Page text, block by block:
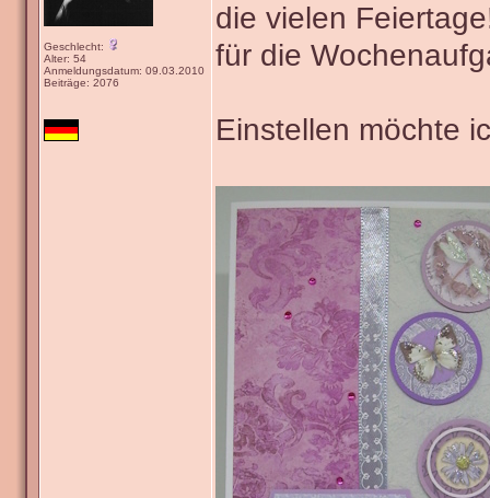
Geschlecht:
Alter: 54
Anmeldungsdatum: 09.03.2010
Beiträge: 2076
die vielen
für die
Einstellen möchte